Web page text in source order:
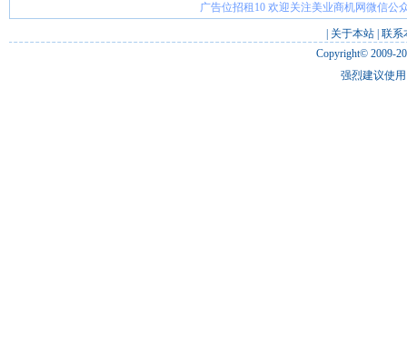
广告位招租10 欢迎关注美业商机网微信公
关于本站 联系
Copyright© 2009-
强烈建议使